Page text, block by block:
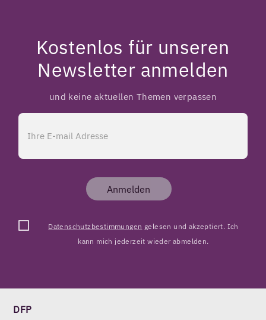
Kostenlos für unseren
Newsletter anmelden
und keine aktuellen Themen verpassen
Anmelden
Datenschutzbestimmungen gelesen und akzeptiert. Ich
kann mich jederzeit wieder abmelden.
DFP